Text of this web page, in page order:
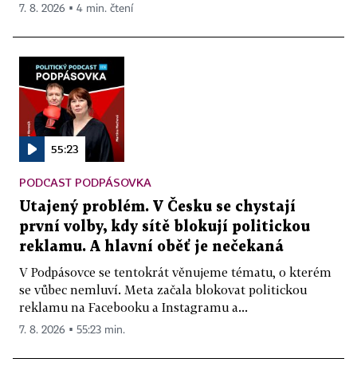
7. 8. 2026 ▪ 4 min. čtení
55:23
PODCAST PODPÁSOVKA
Utajený problém. V Česku se chystají
první volby, kdy sítě blokují politickou
reklamu. A hlavní oběť je nečekaná
V Podpásovce se tentokrát věnujeme tématu, o kterém
se vůbec nemluví. Meta začala blokovat politickou
reklamu na Facebooku a Instagramu a...
7. 8. 2026 ▪ 55:23 min.